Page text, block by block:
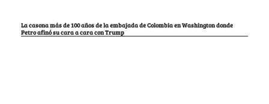
La casona más de 100 años de la embajada de Colombia en Washington donde
Petro afinó su cara a cara con Trump